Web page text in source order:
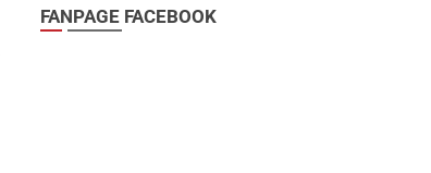
FANPAGE FACEBOOK